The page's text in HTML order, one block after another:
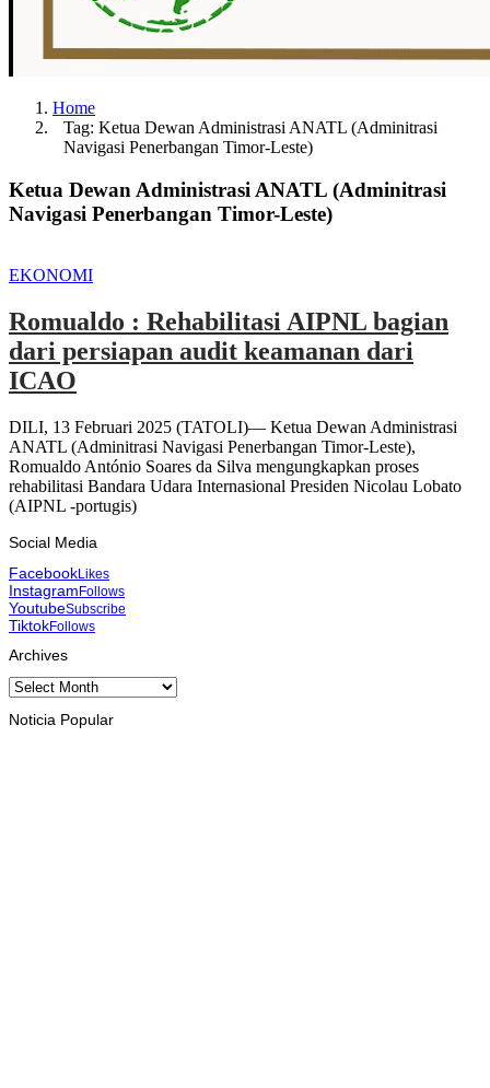
Home
Tag: Ketua Dewan Administrasi ANATL (Adminitrasi
Navigasi Penerbangan Timor-Leste)
Ketua Dewan Administrasi ANATL (Adminitrasi
Navigasi Penerbangan Timor-Leste)
EKONOMI
Romualdo : Rehabilitasi AIPNL bagian
dari persiapan audit keamanan dari
ICAO
DILI, 13 Februari 2025 (TATOLI)— Ketua Dewan Administrasi
ANATL (Adminitrasi Navigasi Penerbangan Timor-Leste),
Romualdo António Soares da Silva mengungkapkan proses
rehabilitasi Bandara Udara Internasional Presiden Nicolau Lobato
(AIPNL -portugis)
Social Media
FacebookLikes
InstagramFollows
YoutubeSubscribe
TiktokFollows
Archives
Archives
Noticia Popular